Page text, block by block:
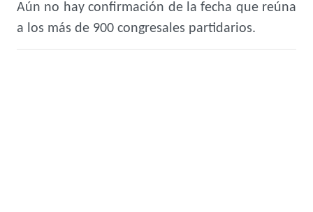
Aún no hay confirmación de la fecha que reúna
a los más de 900 congresales partidarios.